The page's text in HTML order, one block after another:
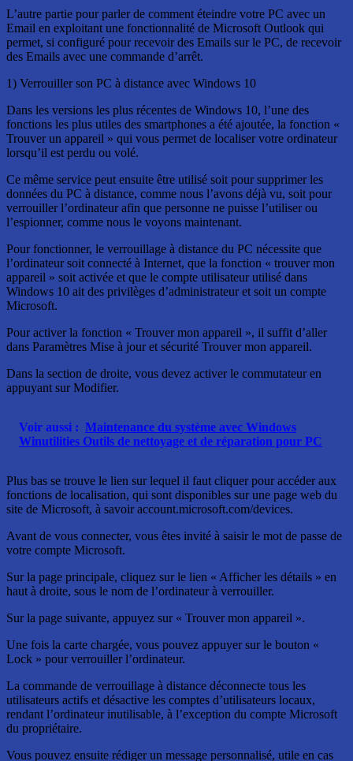
L’autre partie pour parler de comment éteindre votre PC avec un
Email en exploitant une fonctionnalité de Microsoft Outlook qui
permet, si configuré pour recevoir des Emails sur le PC, de recevoir
des Emails avec une commande d’arrêt.
1) Verrouiller son PC à distance avec Windows 10
Dans les versions les plus récentes de Windows 10, l’une des
fonctions les plus utiles des smartphones a été ajoutée, la fonction «
Trouver un appareil » qui vous permet de localiser votre ordinateur
lorsqu’il est perdu ou volé.
Ce même service peut ensuite être utilisé soit pour supprimer les
données du PC à distance, comme nous l’avons déjà vu, soit pour
verrouiller l’ordinateur afin que personne ne puisse l’utiliser ou
l’espionner, comme nous le voyons maintenant.
Pour fonctionner, le verrouillage à distance du PC nécessite que
l’ordinateur soit connecté à Internet, que la fonction « trouver mon
appareil » soit activée et que le compte utilisateur utilisé dans
Windows 10 ait des privilèges d’administrateur et soit un compte
Microsoft.
Pour activer la fonction « Trouver mon appareil », il suffit d’aller
dans Paramètres Mise à jour et sécurité Trouver mon appareil.
Dans la section de droite, vous devez activer le commutateur en
appuyant sur Modifier.
Voir aussi : Maintenance du système avec Windows
Winutilities Outils de nettoyage et de réparation pour PC
Plus bas se trouve le lien sur lequel il faut cliquer pour accéder aux
fonctions de localisation, qui sont disponibles sur une page web du
site de Microsoft, à savoir account.microsoft.com/devices.
Avant de vous connecter, vous êtes invité à saisir le mot de passe de
votre compte Microsoft.
Sur la page principale, cliquez sur le lien « Afficher les détails » en
haut à droite, sous le nom de l’ordinateur à verrouiller.
Sur la page suivante, appuyez sur « Trouver mon appareil ».
Une fois la carte chargée, vous pouvez appuyer sur le bouton «
Lock » pour verrouiller l’ordinateur.
La commande de verrouillage à distance déconnecte tous les
utilisateurs actifs et désactive les comptes d’utilisateurs locaux,
rendant l’ordinateur inutilisable, à l’exception du compte Microsoft
du propriétaire.
Vous pouvez ensuite rédiger un message personnalisé, utile en cas